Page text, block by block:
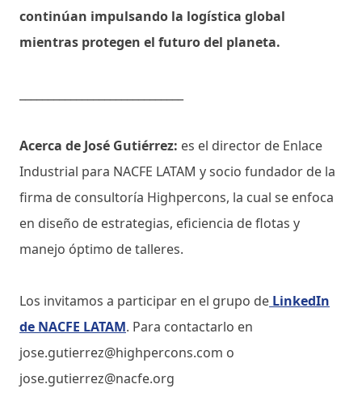
continúan impulsando la logística global
mientras protegen el futuro del planeta.
Acerca de José Gutiérrez: es el director de Enlace
Industrial para NACFE LATAM y socio fundador de la
firma de consultoría Highpercons, la cual se enfoca
en diseño de estrategias, eficiencia de flotas y
manejo óptimo de talleres.
Los invitamos a participar en el grupo de LinkedIn
de NACFE LATAM. Para contactarlo en
jose.gutierrez@highpercons.com o
jose.gutierrez@nacfe.org